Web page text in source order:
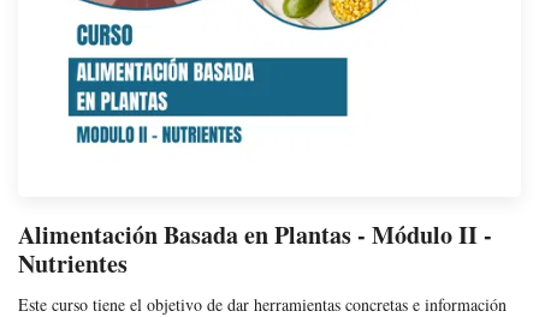
Alimentación Basada en Plantas - Módulo II -
Nutrientes
Este curso tiene el objetivo de dar herramientas concretas e información